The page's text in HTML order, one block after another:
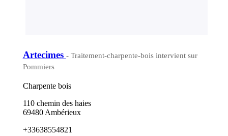
Artecimes - Traitement-charpente-bois intervient sur
Pommiers
Charpente bois
110 chemin des haies
69480 Ambérieux
+33638554821